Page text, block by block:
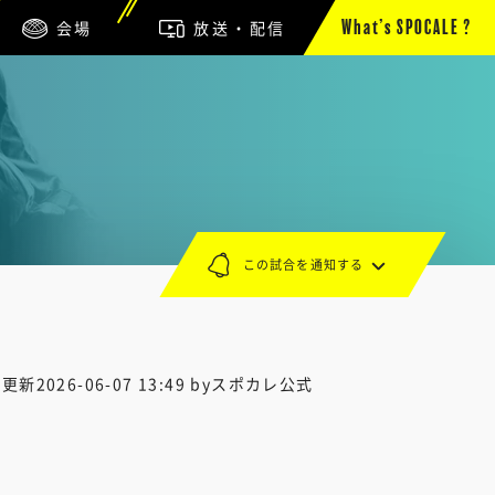
会場 放送・配信 What’s SPOCALE ?
新2026-06-07 13:49 byスポカレ公式
この試合を通知する